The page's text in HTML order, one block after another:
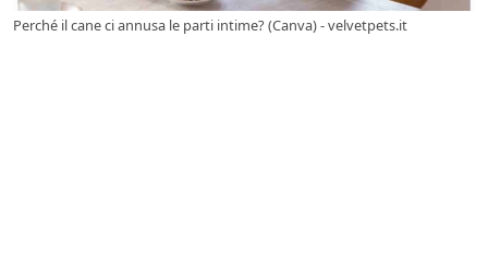
Perché il cane ci annusa le parti intime? (Canva) - velvetpets.it